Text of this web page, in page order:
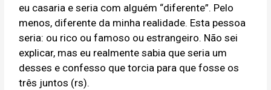
eu casaria e seria com alguém “diferente”. Pelo
menos, diferente da minha realidade. Esta pessoa
seria: ou rico ou famoso ou estrangeiro. Não sei
explicar, mas eu realmente sabia que seria um
desses e confesso que torcia para que fosse os
três juntos (rs).